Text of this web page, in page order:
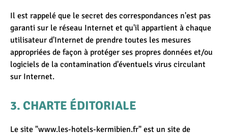
Il est rappelé que le secret des correspondances n'est pas
garanti sur le réseau Internet et qu'il appartient à chaque
utilisateur d'Internet de prendre toutes les mesures
appropriées de façon à protéger ses propres données et/ou
logiciels de la contamination d'éventuels virus circulant
sur Internet.
CHARTE ÉDITORIALE
Le site "www.les-hotels-kermibien.fr" est un site de